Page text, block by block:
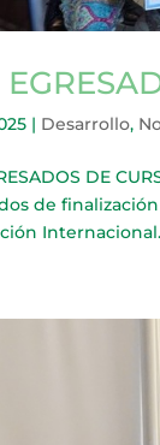
| Desarrollo,
DE
de